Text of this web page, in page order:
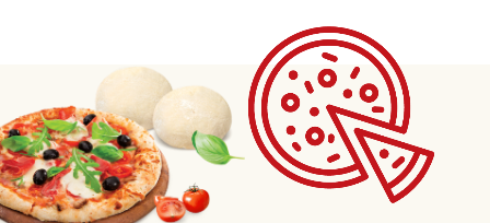
RECETTES
CONTACT
LINKEDIN
FACEBOOK